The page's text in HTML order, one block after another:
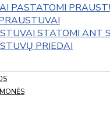
PASTATOMI
STATOMI ANT
PRIEDAI